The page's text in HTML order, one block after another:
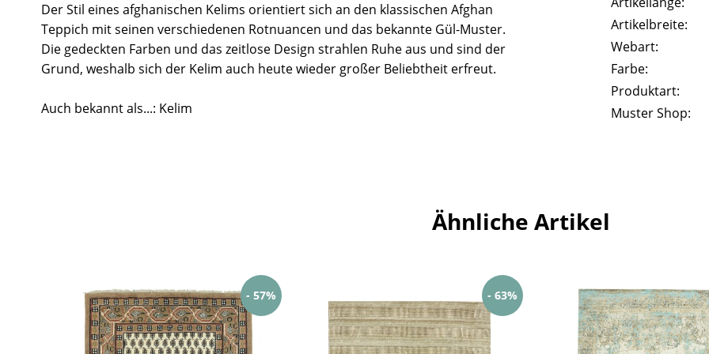
Der Stil eines afghanischen Kelims orientiert sich an den klassischen Afghan
Teppich mit seinen verschiedenen Rotnuancen und das bekannte Gül-Muster.
Die gedeckten Farben und das zeitlose Design strahlen Ruhe aus und sind der
Grund, weshalb sich der Kelim auch heute wieder großer Beliebtheit erfreut.
Auch bekannt als...: Kelim
Artikelbreite:
Webart:
Farbe:
Produktart:
Muster Shop:
Ähnliche Artikel
- 57% - 63%